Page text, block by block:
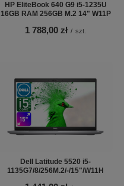
HP EliteBook 640 G9 i5-1235U
16GB RAM 256GB M.2 14" W11P
1 788,00 zł / szt.
Dell Latitude 5520 i5-
1135G7/8/256M.2/-/15"/W11H